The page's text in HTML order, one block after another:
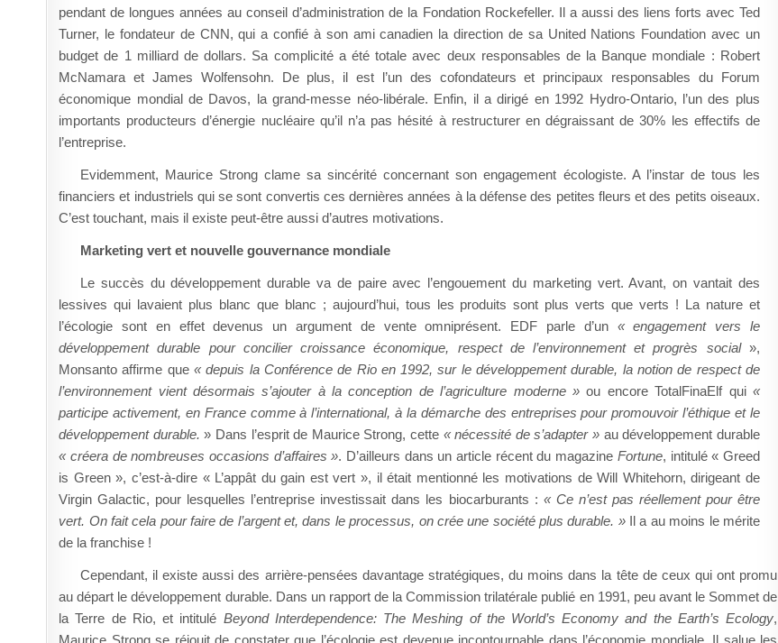
pendant de longues années au conseil d’administration de la Fondation Rockefeller. Il a aussi des liens forts avec Ted
Turner, le fondateur de CNN, qui a confié à son ami canadien la direction de sa United Nations Foundation avec un
budget de 1 milliard de dollars. Sa complicité a été totale avec deux responsables de la Banque mondiale : Robert
McNamara et James Wolfensohn. De plus, il est l’un des cofondateurs et principaux responsables du Forum
économique mondial de Davos, la grand-messe néo-libérale. Enfin, il a dirigé en 1992 Hydro-Ontario, l’un des plus
importants producteurs d’énergie nucléaire qu’il n’a pas hésité à restructurer en dégraissant de 30% les effectifs de
l’entreprise.
Evidemment, Maurice Strong clame sa sincérité concernant son engagement écologiste. A l’instar de tous les
financiers et industriels qui se sont convertis ces dernières années à la défense des petites fleurs et des petits oiseaux.
C’est touchant, mais il existe peut-être aussi d’autres motivations.
Marketing vert et nouvelle gouvernance mondiale
Le succès du développement durable va de paire avec l’engouement du marketing vert. Avant, on vantait des
lessives qui lavaient plus blanc que blanc ; aujourd’hui, tous les produits sont plus verts que verts ! La nature et
l’écologie sont en effet devenus un argument de vente omniprésent. EDF parle d’un « engagement vers le
développement durable pour concilier croissance économique, respect de l’environnement et progrès social »,
Monsanto affirme que« depuis la Conférence de Rio en 1992, sur le développement durable, la notion de respect de
l’environnement vient désormais s’ajouter à la conception de l’agriculture moderne »ou encore TotalFinaElf qui «
participe activement, en France comme à l’international, à la démarche des entreprises pour promouvoir l’éthique et le
développement durable.» Dans l’esprit de Maurice Strong, cette « nécessité de s’adapter » au développement durable
« créera de nombreuses occasions d’affaires ». D’ailleurs dans un article récent du magazine Fortune, intitulé « Greed
is Green », c’est-à-dire « L’appât du gain est vert », il était mentionné les motivations de Will Whitehorn, dirigeant de
Virgin Galactic, pour lesquelles l’entreprise investissait dans les biocarburants : « Ce n’est pas réellement pour être
vert. On fait cela pour faire de l’argent et, dans le processus, on crée une société plus durable. »Il a au moins le mérite
de la franchise !
Cependant, il existe aussi des arrière-pensées davantage stratégiques, du moins dans la tête de ceux qui ont promu
au départ le développement durable. Dans un rapport de la Commission trilatérale publié en 1991, peu avant le Sommet de
la Terre de Rio, et intitulé Beyond Interdependence: The Meshing of the World’s Economy and the Earth’s Ecology,